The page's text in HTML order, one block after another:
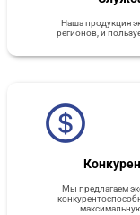
Наша продукция
регионов, и
Мы предлагаем